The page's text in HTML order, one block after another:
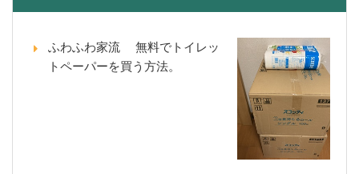
ふわふわ家流 無料でトイレッ
トペーパーを買う方法。